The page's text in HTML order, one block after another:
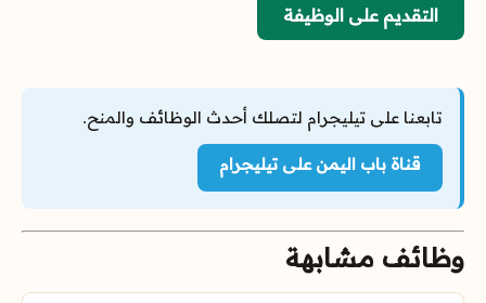
التقديم على الوظيفة
تابعنا على تيليجرام لتصلك أحدث الوظائف والمنح.
قناة باب اليمن على تيليجرام
وظائف مشابهة